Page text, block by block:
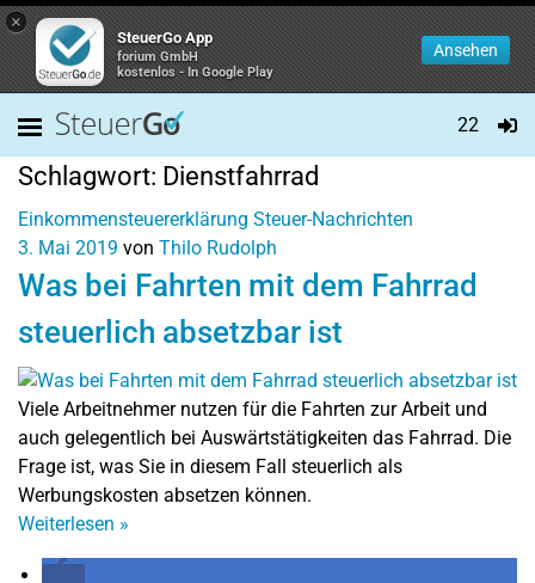
×
SteuerGo App
forium GmbH
kostenlos - In Google Play
Ansehen
22
Schlagwort: Dienstfahrrad
Einkommensteuererklärung Steuer-Nachrichten
3. Mai 2019 von Thilo Rudolph
Was bei Fahrten mit dem Fahrrad
steuerlich absetzbar ist
Viele Arbeitnehmer nutzen für die Fahrten zur Arbeit und
auch gelegentlich bei Auswärtstätigkeiten das Fahrrad. Die
Frage ist, was Sie in diesem Fall steuerlich als
Werbungskosten absetzen können.
Weiterlesen »